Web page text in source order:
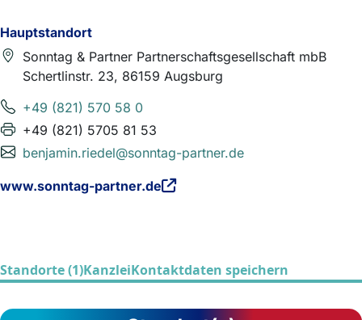
Hauptstandort
Sonntag & Partner Partnerschaftsgesellschaft mbB
Schertlinstr. 23, 86159 Augsburg
+49 (821) 570 58 0
+49 (821) 5705 81 53
benjamin.riedel@sonntag-partner.de
www.sonntag-partner.de
Standorte (1)KanzleiKontaktdaten speichern